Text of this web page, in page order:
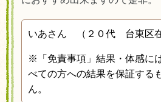
いあさん （２０代 台東区
※
「免責事項」結果・体感に
べての方への結果を保証する
ん。